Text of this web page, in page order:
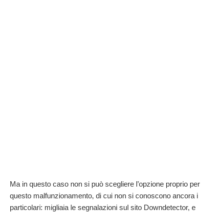
Ma in questo caso non si può scegliere l’opzione proprio per
questo malfunzionamento, di cui non si conoscono ancora i
particolari: migliaia le segnalazioni sul sito Downdetector, e